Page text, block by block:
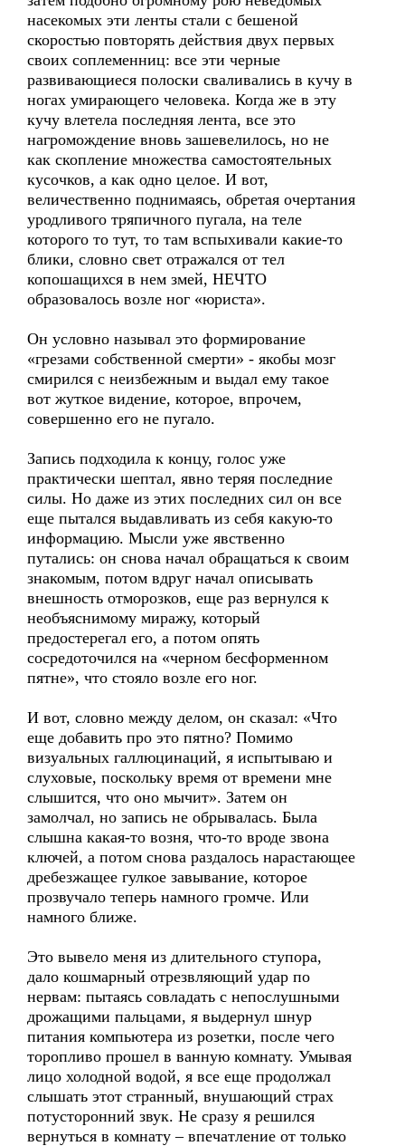
насекомых эти ленты стали с бешеной
скоростью повторять действия двух первых
своих соплеменниц: все эти черные
развивающиеся полоски сваливались в кучу в
ногах умирающего человека. Когда же в эту
кучу влетела последняя лента, все это
нагромождение вновь зашевелилось, но не
как скопление множества самостоятельных
кусочков, а как одно целое. И вот,
величественно поднимаясь, обретая очертания
уродливого тряпичного пугала, на теле
которого то тут, то там вспыхивали какие-то
блики, словно свет отражался от тел
копошащихся в нем змей, НЕЧТО
образовалось возле ног «юриста».
Он условно называл это формирование
«грезами собственной смерти» - якобы мозг
смирился с неизбежным и выдал ему такое
вот жуткое видение, которое, впрочем,
совершенно его не пугало.
Запись подходила к концу, голос уже
практически шептал, явно теряя последние
силы. Но даже из этих последних сил он все
еще пытался выдавливать из себя какую-то
информацию. Мысли уже явственно
путались: он снова начал обращаться к своим
знакомым, потом вдруг начал описывать
внешность отморозков, еще раз вернулся к
необъяснимому миражу, который
предостерегал его, а потом опять
сосредоточился на «черном бесформенном
пятне», что стояло возле его ног.
И вот, словно между делом, он сказал: «Что
еще добавить про это пятно? Помимо
визуальных галлюцинаций, я испытываю и
слуховые, поскольку время от времени мне
слышится, что оно мычит». Затем он
замолчал, но запись не обрывалась. Была
слышна какая-то возня, что-то вроде звона
ключей, а потом снова раздалось нарастающее
дребезжащее гулкое завывание, которое
прозвучало теперь намного громче. Или
намного ближе.
Это вывело меня из длительного ступора,
дало кошмарный отрезвляющий удар по
нервам: пытаясь совладать с непослушными
дрожащими пальцами, я выдернул шнур
питания компьютера из розетки, после чего
торопливо прошел в ванную комнату. Умывая
лицо холодной водой, я все еще продолжал
слышать этот странный, внушающий страх
потусторонний звук. Не сразу я решился
вернуться в комнату – впечатление от только